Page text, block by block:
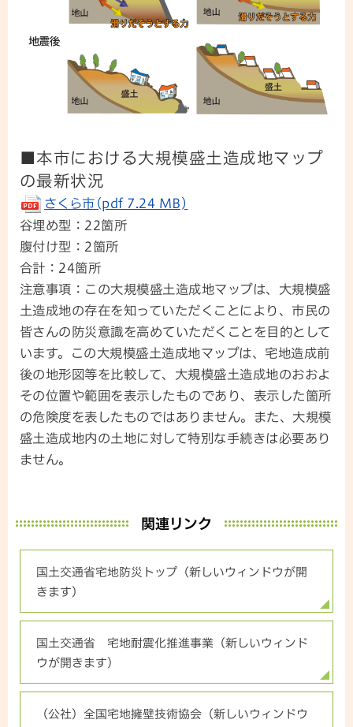
■本市における大規模盛土造成地マップ
の最新状況
さくら市(pdf 7.24 MB)
谷埋め型：22箇所
腹付け型：2箇所
合計：24箇所
注意事項：この大規模盛土造成地マップは、大規模盛
土造成地の存在を知っていただくことにより、市民の
皆さんの防災意識を高めていただくことを目的として
います。この大規模盛土造成地マップは、宅地造成前
後の地形図等を比較して、大規模盛土造成地のおおよ
その位置や範囲を表示したものであり、表示した箇所
の危険度を表したものではありません。また、大規模
盛土造成地内の土地に対して特別な手続きは必要あり
ません。
関連リンク
国土交通省宅地防災トップ（新しいウィンドウが開
きます）
国土交通省 宅地耐震化推進事業（新しいウィンド
ウが開きます）
（公社）全国宅地擁壁技術協会（新しいウィンドウ